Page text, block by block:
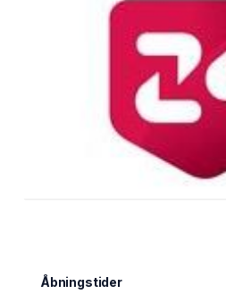
Åbningstider